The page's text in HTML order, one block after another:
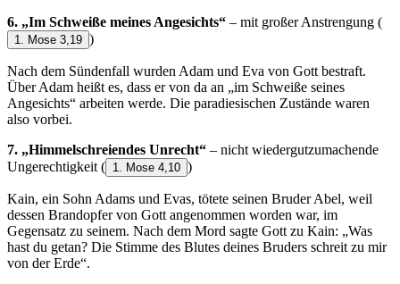
6. „Im Schweiße meines Angesichts“ – mit großer Anstrengung (
1. Mose 3,19 )
Nach dem Sündenfall wurden Adam und Eva von Gott bestraft.
Über Adam heißt es, dass er von da an „im Schweiße seines
Angesichts“ arbeiten werde. Die paradiesischen Zustände waren
also vorbei.
7. „Himmelschreiendes Unrecht“ – nicht wiedergutzumachende
Ungerechtigkeit ( 1. Mose 4,10 )
Kain, ein Sohn Adams und Evas, tötete seinen Bruder Abel, weil
dessen Brandopfer von Gott angenommen worden war, im
Gegensatz zu seinem. Nach dem Mord sagte Gott zu Kain: „Was
hast du getan? Die Stimme des Blutes deines Bruders schreit zu mir
von der Erde“.